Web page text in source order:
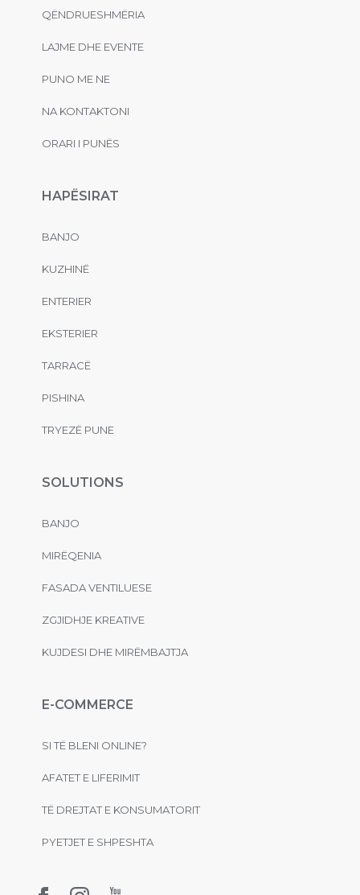
QËNDRUESHMËRIA
LAJME DHE EVENTE
PUNO ME NE
NA KONTAKTONI
ORARI I PUNËS
HAPËSIRAT
BANJO
KUZHINË
ENTERIER
EKSTERIER
TARRACË
PISHINA
TRYEZË PUNE
SOLUTIONS
BANJO
MIRËQENIA
FASADA VENTILUESE
ZGJIDHJE KREATIVE
KUJDESI DHE MIRËMBAJTJA
E-COMMERCE
SI TË BLENI ONLINE?
AFATET E LIFERIMIT
TË DREJTAT E KONSUMATORIT
PYETJET E SHPESHTA